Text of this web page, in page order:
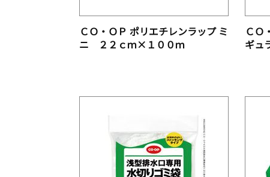
コープ化粧品
カテゴリから探す
野菜・果物
ＣＯ・ＯＰ ポリエチレンラップ ミ
ニ ２２ｃｍ×１００ｍ
ＣＯ
ギュ